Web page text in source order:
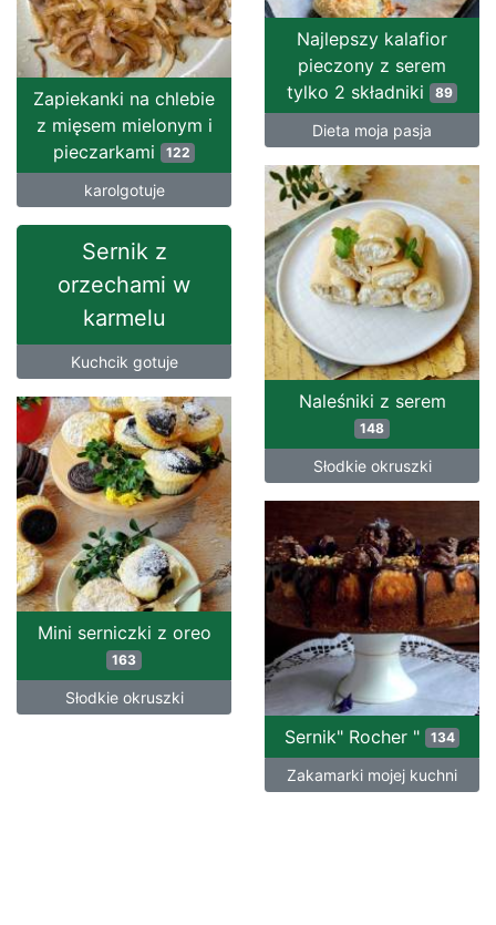
Najlepszy kalafior
pieczony z serem
tylko 2 składniki
89
Dieta moja pasja
Zapiekanki na chlebie
z mięsem mielonym i
pieczarkami
122
karolgotuje
Naleśniki z serem
148
Słodkie okruszki
Sernik z
orzechami w
karmelu
Kuchcik gotuje
Mini serniczki z oreo
163
Słodkie okruszki
Sernik" Rocher " 134
Zakamarki mojej kuchni